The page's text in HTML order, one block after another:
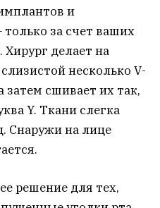
и
за счет ваших
Хирург делает на
несколько V-
затем сшивает их так,
Y. Ткани слегка
Снаружи на лице
решение для тех,